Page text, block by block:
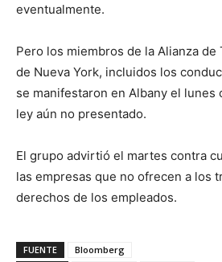
eventualmente.
Pero los miembros de la Alianza de
de Nueva York, incluidos los
se manifestaron en Albany el lunes
ley aún no presentado.
El grupo advirtió el martes contra
las empresas que no ofrecen a los
derechos de los empleados.
FUENTE
Bloomberg